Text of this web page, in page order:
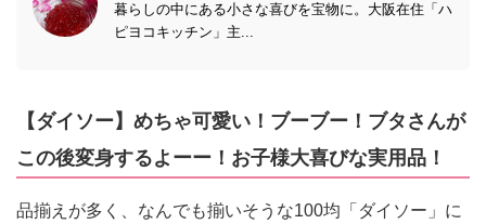
暮らしの中にある小さな喜びを宝物に。大阪在住「ハ
ピヨコキッチン」主...
【ダイソー】めちゃ可愛い！ブーブー！ブタさんが
この後変身するよーー！お子様大喜びな実用品！
品揃えが多く、なんでも揃いそうな100均「ダイソー」に